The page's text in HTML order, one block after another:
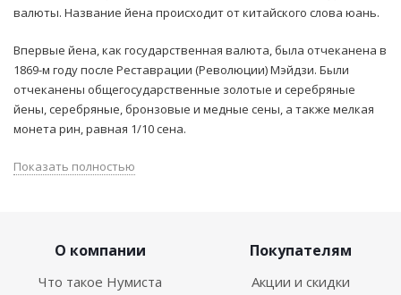
валюты. Название йена происходит от китайского слова юань.
Впервые йена, как государственная валюта, была отчеканена в
1869-м году после Реставрации (Революции) Мэйдзи. Были
отчеканены общегосударственные золотые и серебряные
йены, серебряные, бронзовые и медные сены, а также мелкая
монета рин, равная 1/10 сена.
Показать полностью
О компании
Что такое Нумиста
Покупателям
Акции и скидки